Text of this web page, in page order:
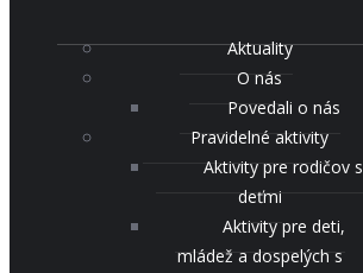
Aktuality
O nás
Povedali o nás
Pravidelné aktivity
Aktivity pre rodičov s
deťmi
Aktivity pre deti,
mládež a dospelých s